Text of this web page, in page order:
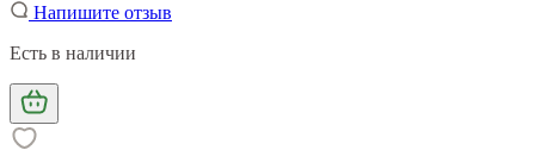
Напишите отзыв
Есть в наличии